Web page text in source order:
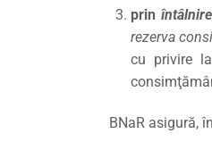
prin
rezerva
cu privire
BNaR asigură,